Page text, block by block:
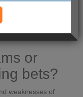
or
bets?
weaknesses of